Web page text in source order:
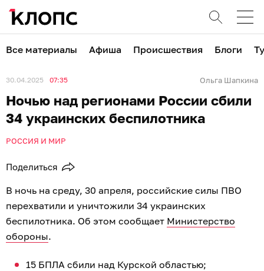
Все материалы Афиша Происшествия Блоги
30.04.2025 07:35 Ольга Шапкина
Ночью над регионами России сбили
34 украинских беспилотника
РОССИЯ И МИР
Поделиться
В ночь на среду, 30 апреля, российские силы ПВО
перехватили и уничтожили 34 украинских
беспилотника. Об этом сообщает Министерство
обороны.
15 БПЛА сбили над Курской областью;